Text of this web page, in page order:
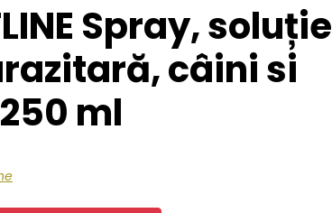
Spray, soluție
câini si
ml